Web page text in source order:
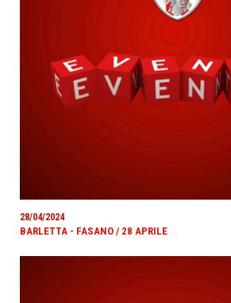
28/04/2024
BARLETTA - FASANO / 28 APRILE